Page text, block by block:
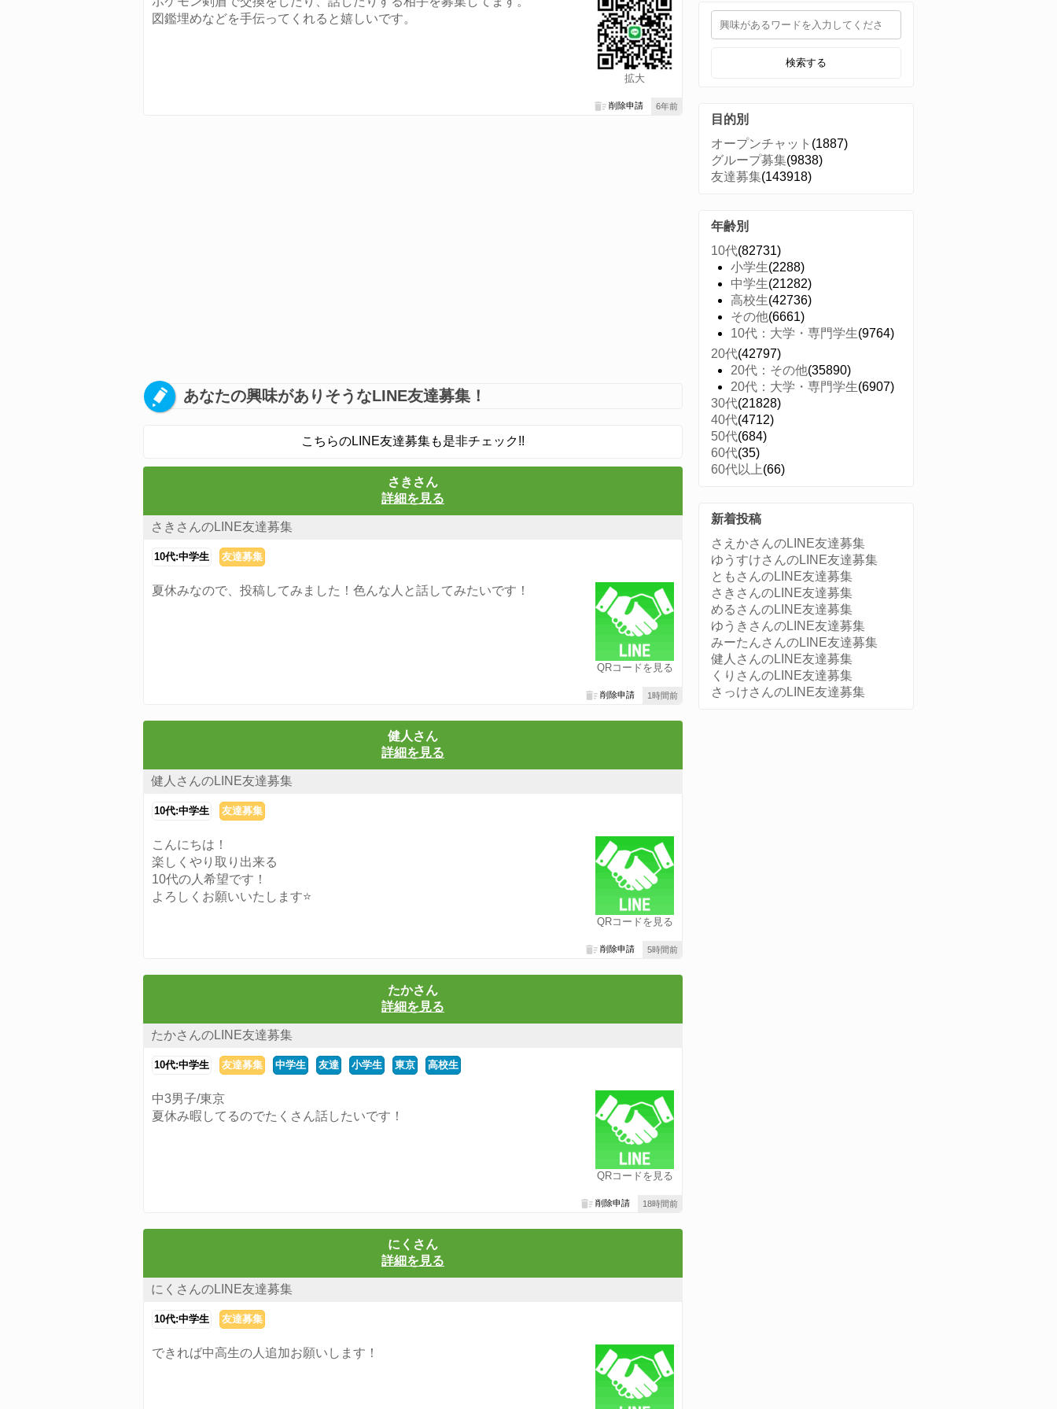
拡大
図鑑埋めなどを手伝ってくれると嬉しいです。
6年前
削除申請
あなたの興味がありそうなLINE友達募集！
こちらのLINE友達募集も是非チェック!!
さきさん
詳細を見る
さきさんのLINE友達募集
10代:中学生 友達募集
QRコードを見る
夏休みなので、投稿してみました！色んな人と話してみたいです！
1時間前
削除申請
健人さん
詳細を見る
健人さんのLINE友達募集
10代:中学生 友達募集
QRコードを見る
こんにちは！
楽しくやり取り出来る
10代の人希望です！
よろしくお願いいたします⭐️
5時間前
削除申請
たかさん
詳細を見る
たかさんのLINE友達募集
10代:中学生 友達募集 中学生 友達 小学生 東京 高校生
QRコードを見る
中3男子/東京
夏休み暇してるのでたくさん話したいです！
18時間前
削除申請
にくさん
詳細を見る
にくさんのLINE友達募集
10代:中学生 友達募集
できれば中高生の人追加お願いします！
検索する
目的別
オープンチャット (1887)
グループ募集(9838)
友達募集(143918)
年齢別
10代(82731)
小学生(2288)
中学生(21282)
高校生(42736)
その他(6661)
10代：大学・専門学生(9764)
20代(42797)
20代：その他(35890)
20代：大学・専門学生(6907)
30代(21828)
40代(4712)
50代(684)
60代(35)
60代以上(66)
新着投稿
さえかさんのLINE友達募集
ゆうすけさんのLINE友達募集
ともさんのLINE友達募集
さきさんのLINE友達募集
めるさんのLINE友達募集
ゆうきさんのLINE友達募集
みーたんさんのLINE友達募集
健人さんのLINE友達募集
くりさんのLINE友達募集
さっけさんのLINE友達募集